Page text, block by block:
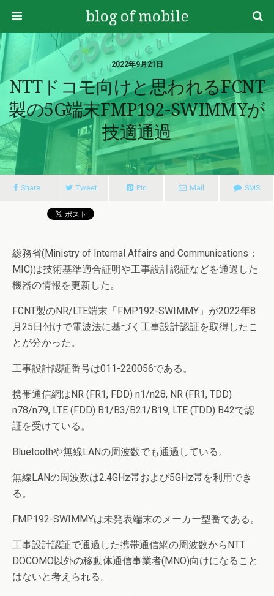
blog of mobile
2022年9月21日
NTTドコモ向けと思われるFCNT
製の5G端末FMP192-SWIMMYが
技適通過
Share Tweet Pin Mail SMS
総務省(Ministry of Internal Affairs and Communications：
MIC)は技術基準適合証明や工事設計認証などを通過した
機器の情報を更新した。
FCNT製のNR/LTE端末「FMP192-SWIMMY」が2022年8
月25日付けで電波法に基づく工事設計認証を取得したこ
とが分かった。
工事設計認証番号は011-220056である。
携帯通信網はNR (FR1, FDD) n1/n28, NR (FR1, TDD)
n78/n79, LTE (FDD) B1/B3/B21/B19, LTE (TDD) B42で認
証を受けている。
Bluetoothや無線LANの周波数でも通過している。
無線LANの周波数は2.4GHz帯および5GHz帯を利用でき
る。
FMP192-SWIMMYは未発表端末のメーカー型番である。
工事設計認証で通過した携帯通信網の周波数からNTT
DOCOMO以外の移動体通信事業者(MNO)向けになること
はないと考えられる。